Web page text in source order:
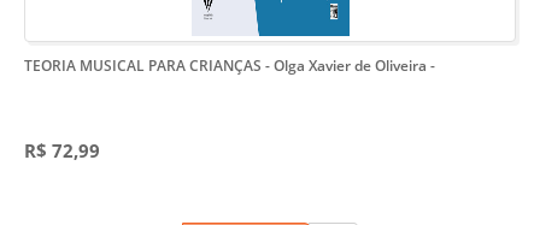
TEORIA MUSICAL PARA CRIANÇAS - Olga Xavier de Oliveira -
R$ 72,99